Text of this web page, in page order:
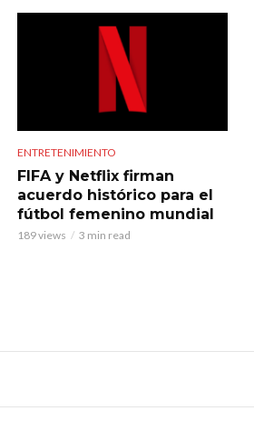
ENTRETENIMIENTO
FIFA y Netflix firman
acuerdo histórico para el
fútbol femenino mundial
189 views 3 min read